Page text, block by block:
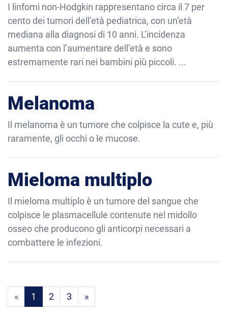
I linfomi non-Hodgkin rappresentano circa il 7 per
cento dei tumori dell’età pediatrica, con un’età
mediana alla diagnosi di 10 anni. L’incidenza
aumenta con l’aumentare dell’età e sono
estremamente rari nei bambini più piccoli. ...
Melanoma
Il melanoma è un tumore che colpisce la cute e, più
raramente, gli occhi o le mucose.
Mieloma multiplo
Il mieloma multiplo è un tumore del sangue che
colpisce le plasmacellule contenute nel midollo
osseo che producono gli anticorpi necessari a
combattere le infezioni.
«Prima pagina
1 2 3 »Ultima pagina